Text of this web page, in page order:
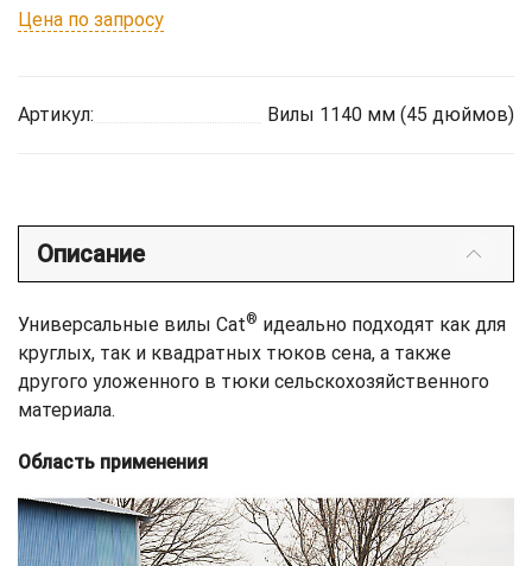
Цена по запросу
Артикул: Вилы 1140 мм (45 дюймов)
Описание
Универсальные вилы Cat® идеально подходят как для
круглых, так и квадратных тюков сена, а также
другого уложенного в тюки сельскохозяйственного
материала.
Область применения